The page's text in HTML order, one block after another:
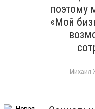
поэтому
«Мой
Михаил